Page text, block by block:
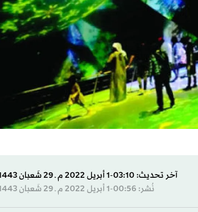
آخر تحديث: 03:10-1 أبريل 2022 م ـ 29 شَعبان 1443 هـ
نُشر: 00:56-1 أبريل 2022 م ـ 29 شَعبان 1443 هـ